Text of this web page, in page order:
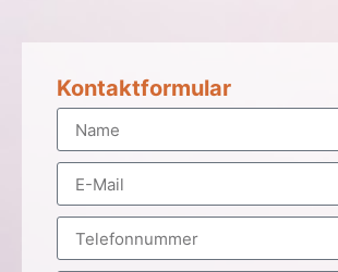
Kontaktformular